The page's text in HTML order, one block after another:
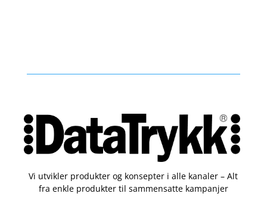
Vi utvikler produkter og konsepter i alle kanaler – Alt
fra enkle produkter til sammensatte kampanjer